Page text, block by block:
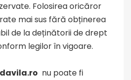
Folosirea oricăror
mai sus fără obținerea
de la deținătorii de drept
legilor în vigoare.
nu poate fi